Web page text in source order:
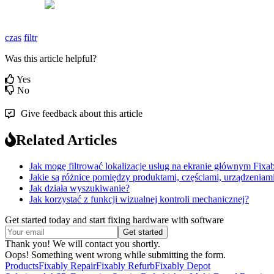
czas filtr
Was this article helpful?
Yes
No
Give feedback about this article
Related Articles
Jak mogę filtrować lokalizacje usług na ekranie głównym
Jakie są różnice pomiędzy produktami, częściami,
Jak działa wyszukiwanie?
Jak korzystać z funkcji wizualnej kontroli mechanicznej?
Get started today and start fixing hardware with software
Thank you! We will contact you shortly.
Oops! Something went wrong while submitting the form.
ProductsFixably RepairFixably RefurbFixably Depot